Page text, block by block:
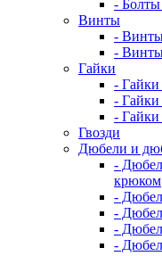
-
Винты
-
-
Гайки
-
-
-
Гвозди
Дюбели и
-
крюком
-
-
-
-